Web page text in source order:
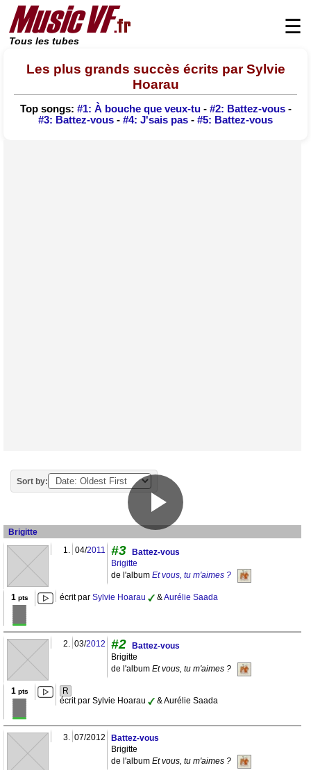
Tous les tubes
☰
Les plus grands succès écrits par Sylvie
Hoarau
Top songs: #1: À bouche que veux-tu- #2: Battez-vous-
#3: Battez-vous - #4: J'sais pas - #5: Battez-vous
Sort by:
Brigitte
1. 04/2011 #3
Battez-vous
Brigitte
de l'album Et vous, tu m'aimes ?
1 pts écrit par Sylvie Hoarau &Aurélie Saada
2. 03/2012 #2
Battez-vous
Brigitte
de l'album Et vous, tu m'aimes ?
1 pts
R
écrit par Sylvie Hoarau
& Aurélie Saada
3. 07/2012
Battez-vous
Brigitte
de l'album Et vous, tu m'aimes ?